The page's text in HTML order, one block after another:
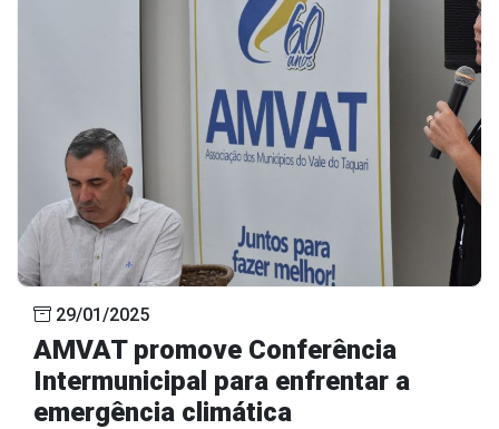
29/01/2025
AMVAT promove Conferência
Intermunicipal para enfrentar a
emergência climática